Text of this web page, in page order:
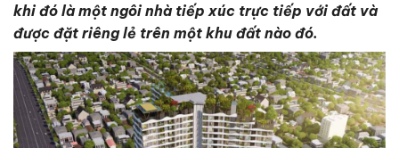
khi đó là một ngôi nhà tiếp xúc trực tiếp với đất và
được đặt riêng lẻ trên một khu đất nào đó.